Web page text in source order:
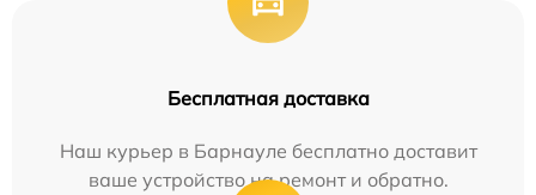
Бесплатная доставка
Наш курьер в Барнауле бесплатно доставит
ваше устройство на ремонт и обратно.